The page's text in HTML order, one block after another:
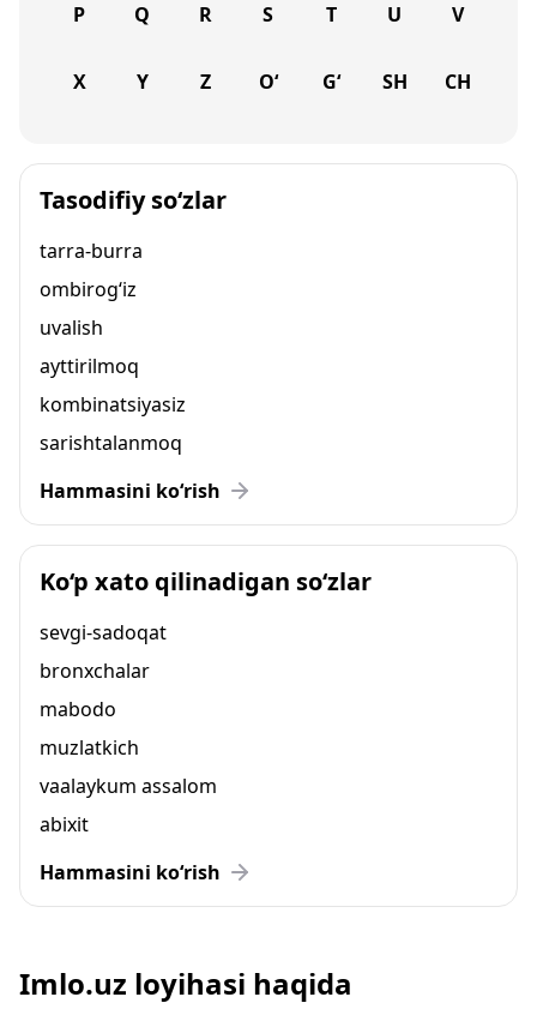
P Q R S T U V
X Y Z O‘ G‘ SH CH
Tasodifiy so‘zlar
tarra-burra
ombirog‘iz
uvalish
ayttirilmoq
kombinatsiyasiz
sarishtalanmoq
Hammasini ko‘rish
Ko‘p xato qilinadigan so‘zlar
sevgi-sadoqat
bronxchalar
mabodo
muzlatkich
vaalaykum assalom
abixit
Hammasini ko‘rish
Imlo.uz loyihasi haqida